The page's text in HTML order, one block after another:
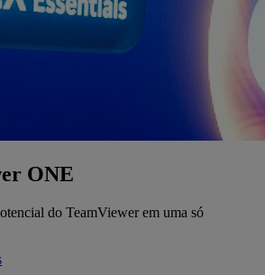
ONE
do TeamViewer em uma só